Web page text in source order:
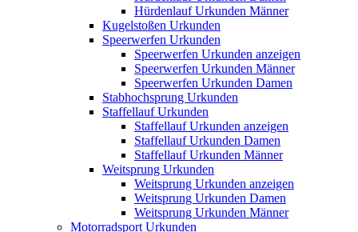
Hürdenlauf Urkunden Männer
Kugelstoßen Urkunden
Speerwerfen Urkunden
Speerwerfen Urkunden anzeigen
Speerwerfen Urkunden Männer
Speerwerfen Urkunden Damen
Stabhochsprung Urkunden
Staffellauf Urkunden
Staffellauf Urkunden anzeigen
Staffellauf Urkunden Damen
Staffellauf Urkunden Männer
Weitsprung Urkunden
Weitsprung Urkunden anzeigen
Weitsprung Urkunden Damen
Weitsprung Urkunden Männer
Motorradsport Urkunden